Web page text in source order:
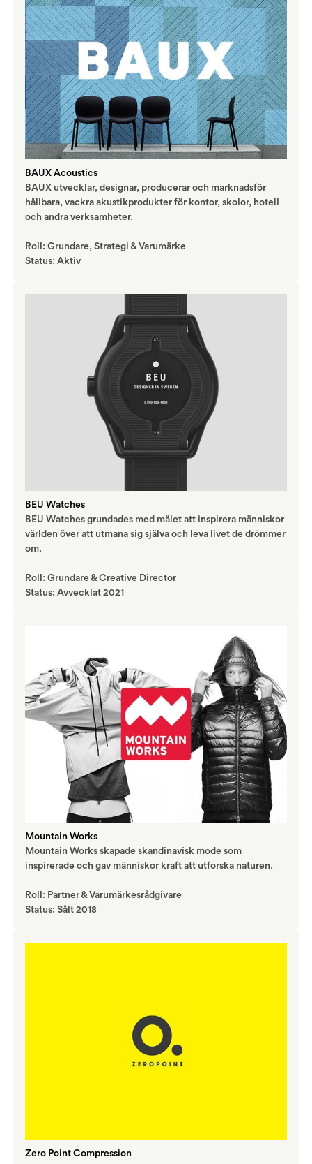
BAUX Acoustics
BAUX utvecklar, designar, producerar och marknadsför
hållbara, vackra akustikprodukter för kontor, skolor, hotell
och andra verksamheter.
Roll: Grundare, Strategi & Varumärke
Status: Aktiv
BEU Watches
BEU Watches grundades med målet att inspirera människor
världen över att utmana sig själva och leva livet de drömmer
om.
Roll: Grundare & Creative Director
Status: Avvecklat 2021
Mountain Works
Mountain Works skapade skandinavisk mode som
inspirerade och gav människor kraft att utforska naturen.
Roll: Partner & Varumärkesrådgivare
Status: Sålt 2018
Zero Point Compression